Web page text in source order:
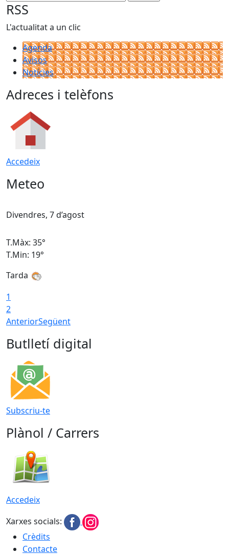
RSS
L'actualitat a un clic
Agenda
Avisos
Notícies
Adreces i telèfons
Accedeix
Meteo
Divendres, 7 d’agost
T.Màx: 35°
T.Min: 19°
Tarda
1
2
AnteriorSegüent
Butlletí digital
Subscriu-te
Plànol / Carrers
Accedeix
Xarxes socials:
Crèdits
Contacte